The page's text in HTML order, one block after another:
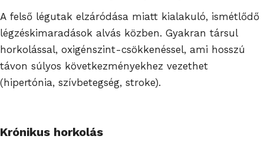
A felső légutak elzáródása miatt kialakuló, ismétlődő
légzéskimaradások alvás közben. Gyakran társul
horkolással, oxigénszint-csökkenéssel, ami hosszú
távon súlyos következményekhez vezethet
(hipertónia, szívbetegség, stroke).
Krónikus horkolás